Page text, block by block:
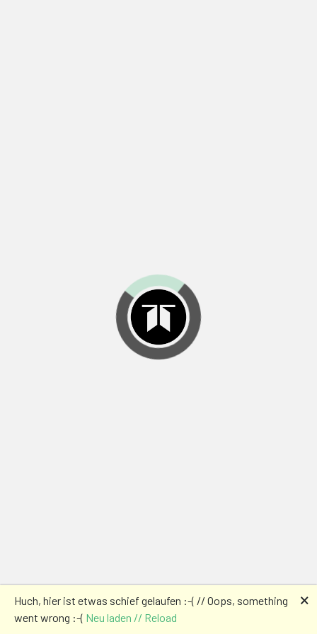
Huch, hier ist etwas schief gelaufen :-( // Oops, something
went wrong :-( Neu laden // Reload
🗙